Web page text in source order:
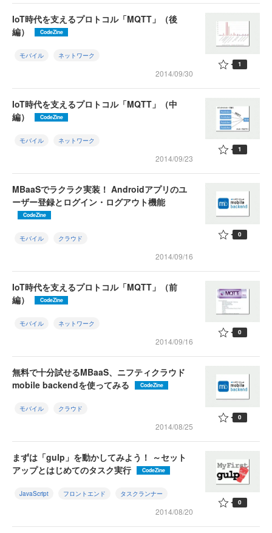
IoT時代を支えるプロトコル「MQTT」（後
編）
CodeZine
モバイル ネットワーク
2014/09/30
1
IoT時代を支えるプロトコル「MQTT」（中
編）
CodeZine
モバイル ネットワーク
2014/09/23
1
MBaaSでラクラク実装！ Androidアプリのユ
ーザー登録とログイン・ログアウト機能
CodeZine
モバイル クラウド
2014/09/16
0
IoT時代を支えるプロトコル「MQTT」（前
編）
CodeZine
モバイル ネットワーク
2014/09/16
0
無料で十分試せるMBaaS、ニフティクラウド
mobile backendを使ってみる
CodeZine
モバイル クラウド
2014/08/25
0
まずは「gulp」を動かしてみよう！ ～セット
アップとはじめてのタスク実行
CodeZine
JavaScript フロントエンド タスクランナー
2014/08/20
0